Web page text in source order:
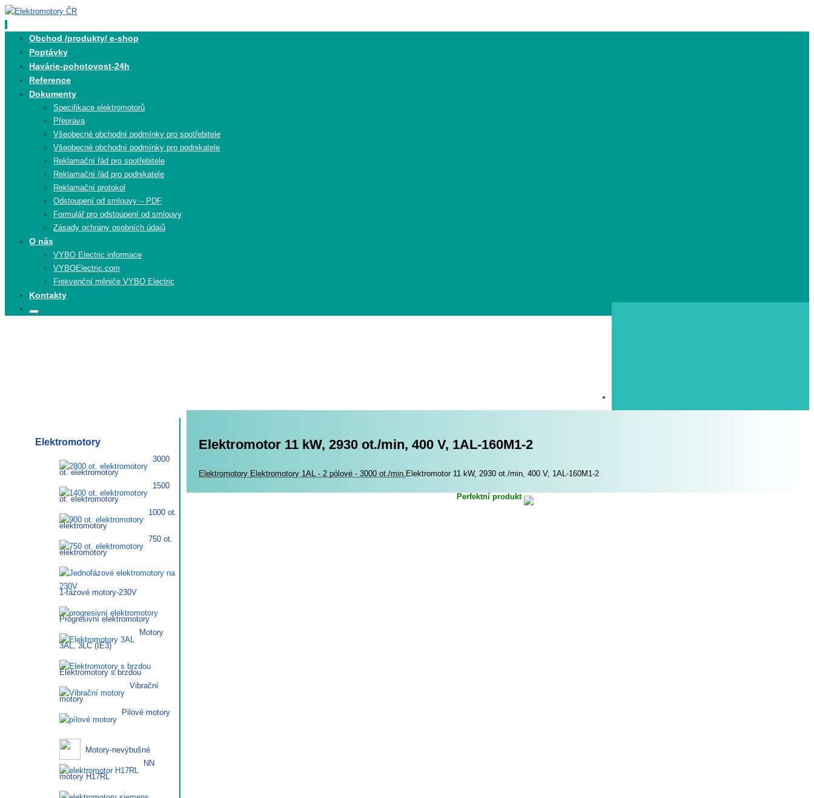
Skip
content
content
Obchod /produkty/ e-shop
Poptávky
Havárie-pohotovost-24h
Reference
Dokumenty
Specifikace elektromotorů
Přeprava
Všeobecné obchodní podmínky pro spotřebitele
Všeobecné obchodní podmínky pro podnikatele
Reklamační řád pro spotřebitele
Reklamační řád pro podnikatele
Reklamační protokol
Odstoupení od smlouvy – PDF
Formulář pro odstoupení od smlouvy
Zásady ochrany osobních údajů
O nás
VYBO Electric informace
VYBOElectric.com
Frekvenční měniče VYBO Electric
Kontakty
Search
Search
Elektromotor 11 kW, 2930 ot./min, 400 V, 1AL-160M1-2
Elektromotory Elektromotory
Elektromotory 1AL - 2 pólové - 3000 ot./min. Elektromotor 11 kW, 2930 ot./min, 400 V, 1AL-160M1-2
Perfektní produkt
Elektromotory
3000
ot. elektromotory
1500
ot. elektromotory
1000 ot.
elektromotory
750 ot.
elektromotory
1-fázové motory-230V
Progresivní elektromotory
Motory
3AL, 3LC (IE3)
Elektromotory s brzdou
Vibrační
motory
Pilové motory
Motory-nevýbušné
NN
motory H17RL